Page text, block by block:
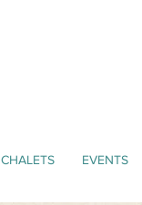
CHALETS EVENTS